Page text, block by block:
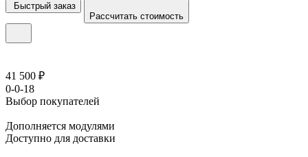
Быстрый заказ
Рассчитать стоимость
41 500 ₽
0-0-18
Выбор покупателей
Дополняется модулями
Доступно для доставки